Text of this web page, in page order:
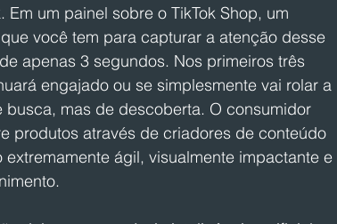
um painel sobre o TikTok Shop, um
você tem para capturar a atenção desse
apenas 3 segundos. Nos primeiros três
engajado ou se simplesmente vai rolar a
mas de descoberta. O consumidor
produtos através de criadores de conteúdo
ágil, visualmente impactante e